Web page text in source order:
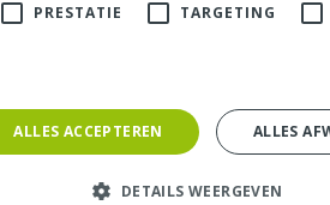
de service of levering van uw
look & feel en belangrijke
op website):*
PRESTATIE TARGETING
ALLES ACCEPTEREN ALLES
DETAILS WEERGEVEN